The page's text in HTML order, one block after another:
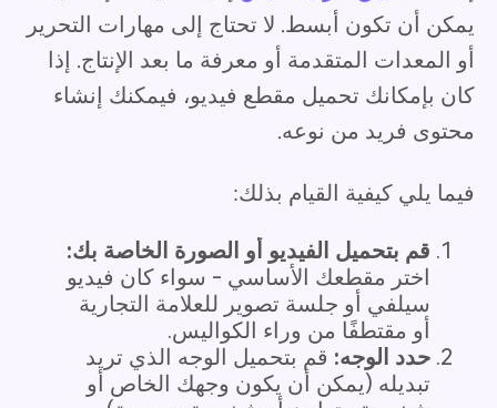
يمكن أن تكون أبسط. لا تحتاج إلى مهارات التحرير
أو المعدات المتقدمة أو معرفة ما بعد الإنتاج. إذا
كان بإمكانك تحميل مقطع فيديو، فيمكنك إنشاء
محتوى فريد من نوعه.
فيما يلي كيفية القيام بذلك:
قم بتحميل الفيديو أو الصورة الخاصة بك:
اختر مقطعك الأساسي - سواء كان فيديو
سيلفي أو جلسة تصوير للعلامة التجارية
أو مقتطفًا من وراء الكواليس.
حدد الوجه: قم بتحميل الوجه الذي تريد
تبديله (يمكن أن يكون وجهك الخاص أو